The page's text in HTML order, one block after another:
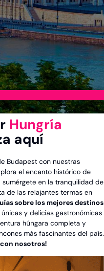
Hungría
aquí
Budapest con nuestras
el encanto histórico de
en la tranquilidad de
de las relajantes termas en
sobre los mejores destinos
y delicias gastronómicas
húngara completa y
más fascinantes del país.
con nosotros!